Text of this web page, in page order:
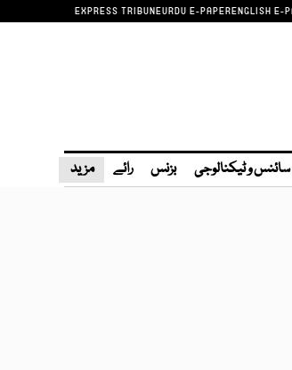
EXPRESS TRIBUNEURDU E-PAPERENGLISH E-
سائنس و ٹیکنالوجی بزنس رائے مزید